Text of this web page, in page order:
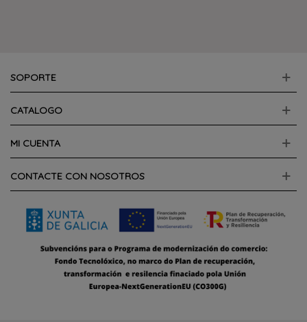
SOPORTE
CATALOGO
MI CUENTA
CONTACTE CON NOSOTROS